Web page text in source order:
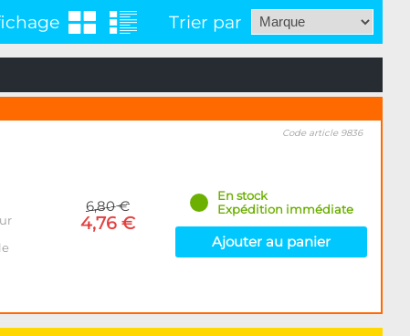
Trier par
6,80 €
4,76 €
Code article 9836
En stock
Expédition immédiate
Ajouter au panier